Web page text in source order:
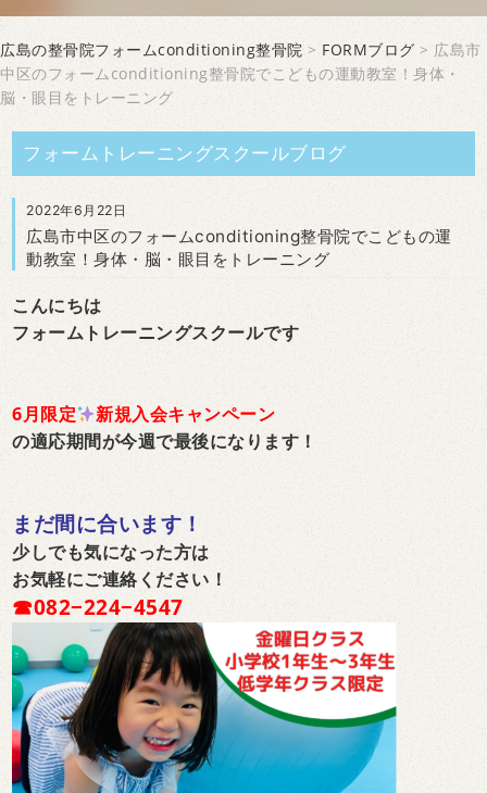
広島の整骨院フォームconditioning整骨院 > FORMブログ > 広島市
中区のフォームconditioning整骨院でこどもの運動教室！身体・
脳・眼目をトレーニング
フォームトレーニングスクールブログ
2022年6月22日
広島市中区のフォームconditioning整骨院でこどもの運
動教室！身体・脳・眼目をトレーニング
こんにちは
フォームトレーニングスクールです
6月限定
新規入会キャンペーン
の適応期間が今週で最後になります！
まだ間に合います！
少しでも気になった方は
お気軽にご連絡ください！
☎︎082−224−4547